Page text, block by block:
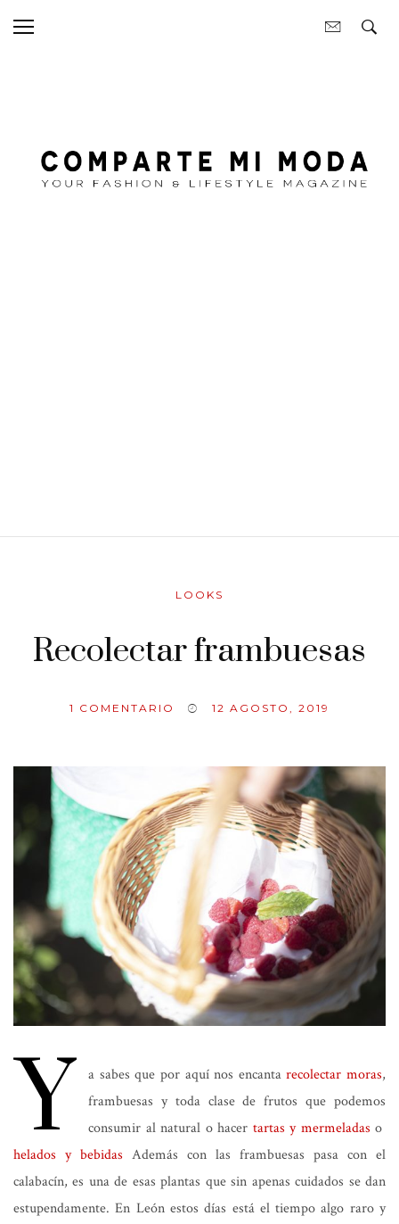
LOOKS
Recolectar frambuesas
1 COMENTARIO 12 AGOSTO, 2019
Y a sabes que por aquí nos encantarecolectar moras,
frambuesas y toda clase de frutos que podemos
consumir al natural o hacer tartas y mermeladas o
helados y bebidas Además con las frambuesas pasa con el
calabacín, es una de esas plantas que sin apenas cuidados se dan
estupendamente. En León estos días está el tiempo algo raro y